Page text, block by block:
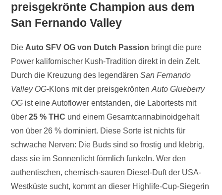
preisgekrönte Champion aus dem
San Fernando Valley
DieAuto SFV OG von Dutch Passion bringt die pure
Power kalifornischer Kush-Tradition direkt in dein Zelt.
Durch die Kreuzung des legendärenSan Fernando
Valley OG-Klons mit der preisgekröntenAuto Glueberry
OG ist eine Autoflower entstanden, die Labortests mit
über25 % THC und einem Gesamtcannabinoidgehalt
von über 26 % dominiert. Diese Sorte ist nichts für
schwache Nerven: Die Buds sind so frostig und klebrig,
dass sie im Sonnenlicht förmlich funkeln. Wer den
authentischen, chemisch-sauren Diesel-Duft der USA-
Westküste sucht, kommt an dieser Highlife-Cup-Siegerin